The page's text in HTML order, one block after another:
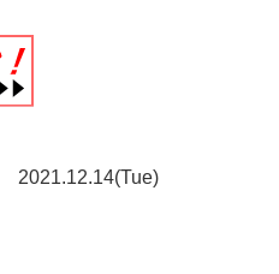
2021.12.14(Tue)